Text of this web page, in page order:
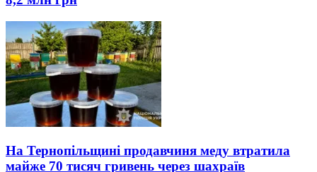
На Тернопільщині продавчиня меду втратила
майже 70 тисяч гривень через шахраїв